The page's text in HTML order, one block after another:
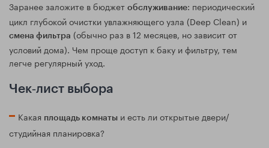
Заранее заложите в бюджет обслуживание: периодический
цикл глубокой очистки увлажняющего узла (Deep Clean) и
смена фильтра (обычно раз в 12 месяцев, но зависит от
условий дома). Чем проще доступ к баку и фильтру, тем
легче регулярный уход.
Чек‑лист выбора
Какая площадь комнаты и есть ли открытые двери/
студийная планировка?